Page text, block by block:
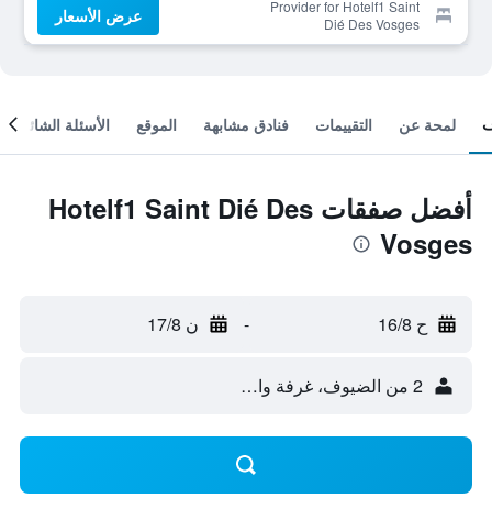
Provider for Hotelf1 Saint
Dié Des Vosges
عرض الأسعار
لمحة عن التقييمات فنادق مشابهة الموقع الأسئلة الشائعة
أفضل صفقات Hotelf1 Saint Dié Des
Vosges
ح 16/8 - ن 17/8
2 من الضيوف، غرفة واحدة